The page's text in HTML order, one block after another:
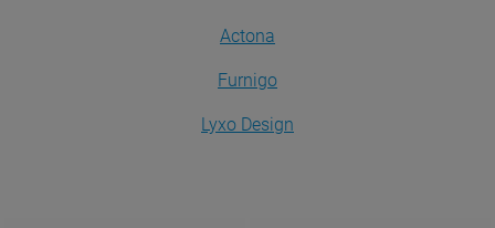
Actona
Furnigo
Lyxo Design